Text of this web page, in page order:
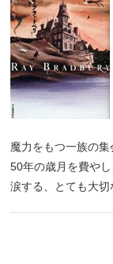
魔力をもつ一族の
50年の歳月を費や
涙する、とても大切